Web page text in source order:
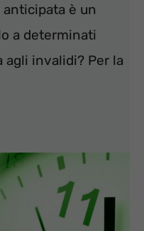
è un
a determinati
agli invalidi? Per la